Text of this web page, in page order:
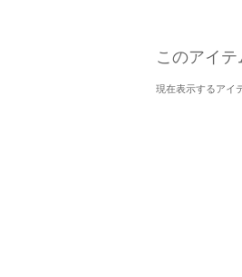
このアイ
現在表示するアイ